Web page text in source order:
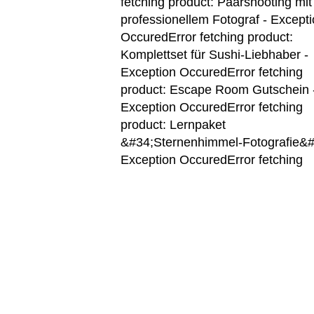
professionellem Fotograf -
OccuredError fetching product:
Komplettset für Sushi-Liebhaber -
Exception OccuredError fetching
product: Escape Room Gutschein
Exception OccuredError fetching
product: Lernpaket
&#34;Sternenhimmel-
Exception OccuredError fetching